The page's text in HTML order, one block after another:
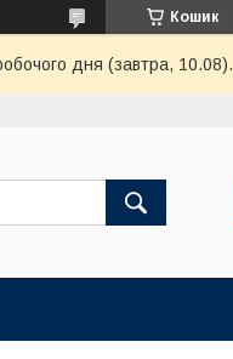
Кошик
дня (завтра, 10.08).